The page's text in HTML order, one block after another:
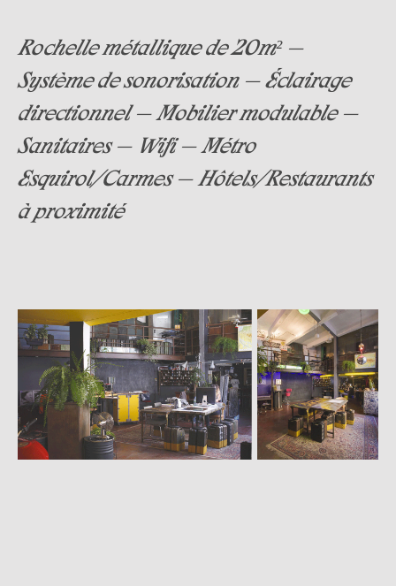
Rochelle métallique de 20m² —
Système de sonorisation — Éclairage
directionnel — Mobilier modulable —
Sanitaires — Wifi — Métro
Esquirol/Carmes — Hôtels/Restaurants
à proximité